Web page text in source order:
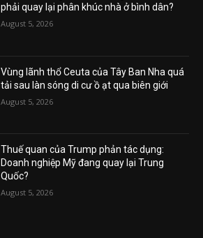
phải quay lại phân khúc nhà ở bình dân?
August 5, 2026
Vùng lãnh thổ Ceuta của Tây Ban Nha quá
tải sau làn sóng di cư ồ ạt qua biên giới
August 5, 2026
Thuế quan của Trump phản tác dụng:
Doanh nghiệp Mỹ đang quay lại Trung
Quốc?
August 5, 2026